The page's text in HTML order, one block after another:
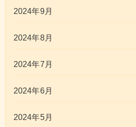
2024年9月
2024年8月
2024年7月
2024年6月
2024年5月